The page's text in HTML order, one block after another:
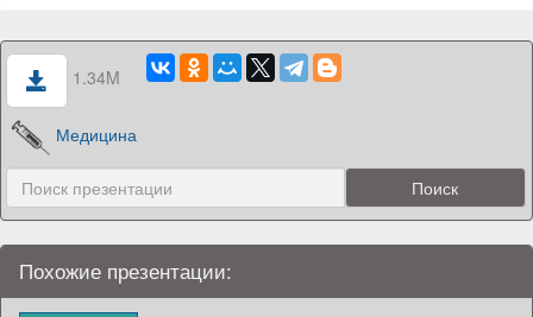
1.34M
Медицина
Похожие презентации: